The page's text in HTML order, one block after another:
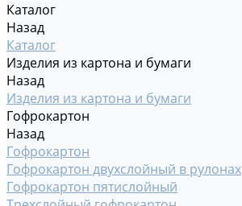
Каталог
Назад
Каталог
Изделия из картона и бумаги
Назад
Изделия из картона и бумаги
Гофрокартон
Назад
Гофрокартон
Гофрокартон двухслойный в рулонах
Гофрокартон пятислойный